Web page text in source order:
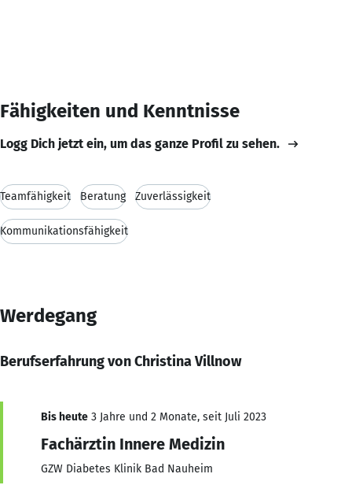
Fähigkeiten und Kenntnisse
Logg Dich jetzt ein, um das ganze Profil zu sehen.
Teamfähigkeit Beratung Zuverlässigkeit
Kommunikationsfähigkeit
Werdegang
Berufserfahrung von Christina Villnow
Bis heute 3 Jahre und 2 Monate, seit Juli 2023
Fachärztin Innere Medizin
GZW Diabetes Klinik Bad Nauheim